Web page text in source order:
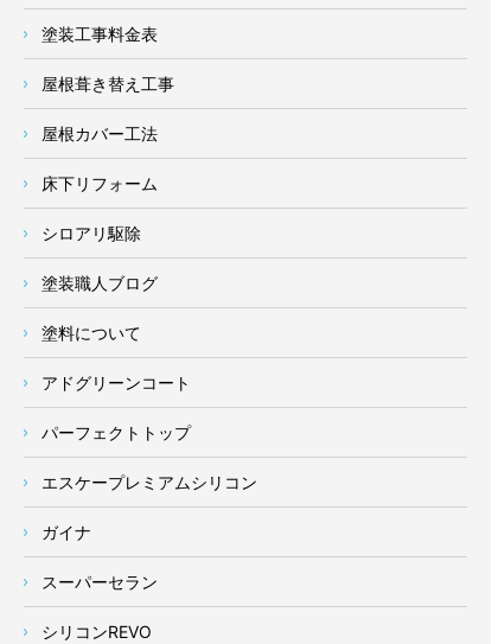
塗装工事料金表
屋根葺き替え工事
屋根カバー工法
床下リフォーム
シロアリ駆除
塗装職人ブログ
塗料について
アドグリーンコート
パーフェクトトップ
エスケープレミアムシリコン
ガイナ
スーパーセラン
シリコンREVO